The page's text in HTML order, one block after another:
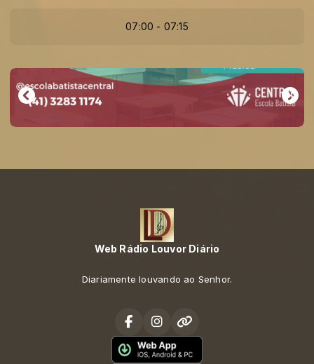
07:00 - 07:15
Web Rádio Louvor Diário
Diariamente louvando ao Senhor.